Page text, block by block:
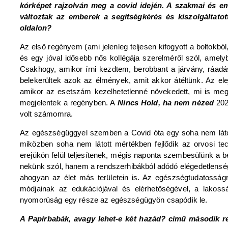
kórképet rajzolván meg a covid idején. A szakmai és
változtak az emberek a segítségkérés és
oldalon?
Az első regényem (ami jelenleg teljesen kifogyott a
és egy jóval idősebb nős kollégája szerelméről szól,
Csakhogy, amikor írni kezdtem, berobbant a járvány,
belekerültek azok az élmények, amit akkor átéltünk. Az
amikor az esetszám kezelhetetlenné növekedett, mi is
megjelentek a regényben. A Nincs Hold, ha nem nézed
volt számomra.
Az egészségüggyel szemben a Covid óta egy soha nem
miközben soha nem látott mértékben fejlődik az orvosi
erejükön felül teljesítenek, mégis naponta szembesülünk a
nekünk szól, hanem a rendszerhibákból adódó
ahogyan az élet más területein is. Az
módjainak az edukációjával és elérhetőségével, a
nyomorúság egy része az egészségügyön csapódik le.
A Papírbabák, avagy lehet-e két hazád? című második